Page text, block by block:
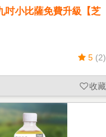
吋小比薩免費升級【芝
5 (2)
收藏